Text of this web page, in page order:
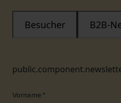
Besucher B2B-
Vorname *